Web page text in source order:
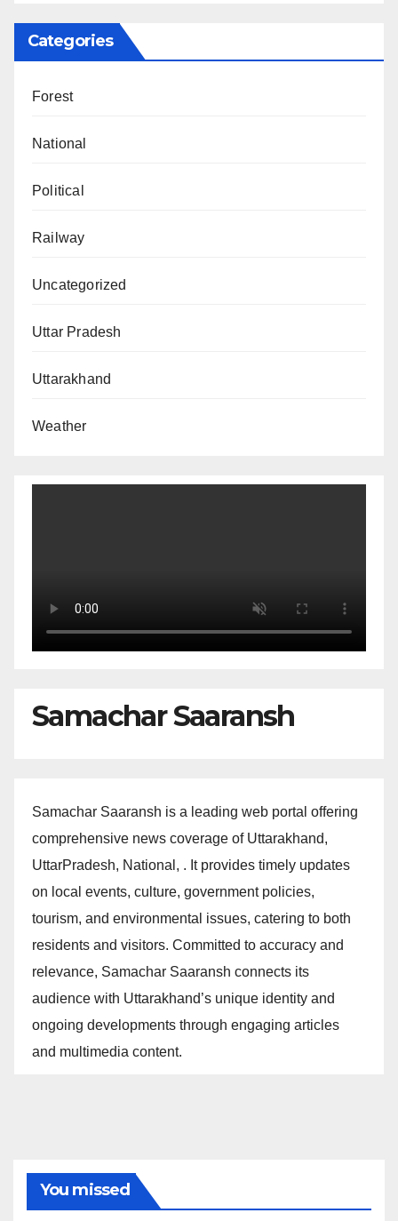
Categories
Forest
National
Political
Railway
Uncategorized
Uttar Pradesh
Uttarakhand
Weather
Samachar Saaransh
Samachar Saaransh is a leading web portal offering
comprehensive news coverage of Uttarakhand,
UttarPradesh, National, . It provides timely updates
on local events, culture, government policies,
tourism, and environmental issues, catering to both
residents and visitors. Committed to accuracy and
relevance, Samachar Saaransh connects its
audience with Uttarakhand’s unique identity and
ongoing developments through engaging articles
and multimedia content.
You missed